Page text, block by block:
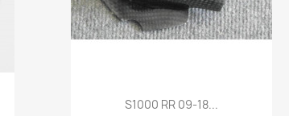
Vorschau
S1000 RR 09-18...